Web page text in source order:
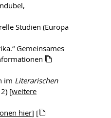
Studien (Europa
Gemeinsames
im Literarischen
[weitere
hier] [